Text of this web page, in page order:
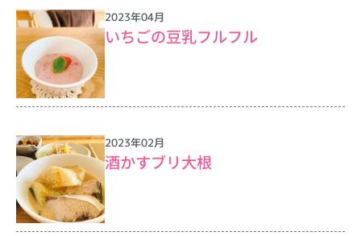
2023年04月
いちごの豆乳フルフル
2023年02月
酒かすブリ大根